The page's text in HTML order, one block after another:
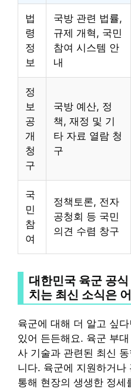
법
령
정
보
국방 관련 법률,
규제 개혁, 국민
참여 시스템 안
내
정
보
공
개
청
구
국방 예산, 정
책, 재정 및 기
타 자료 열람 청
구
국
민
참
여
정책토론, 전자
공청회 등 국민
의견 수렴 창구
대한민국 육군 공
치는 최신 소식은
육군에 대해 더 알고 싶
있어 든든해요. 육군 부
사 기술과 관련된 최신
니다. 육군에 지원하거나
통해 현장의 생생한 정세